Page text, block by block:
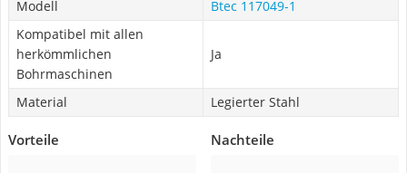
Modell
Btec 117049-1
Kompatibel mit allen
herkömmlichen
Bohrmaschinen
Ja
Material Legierter Stahl
Vorteile Nachteile